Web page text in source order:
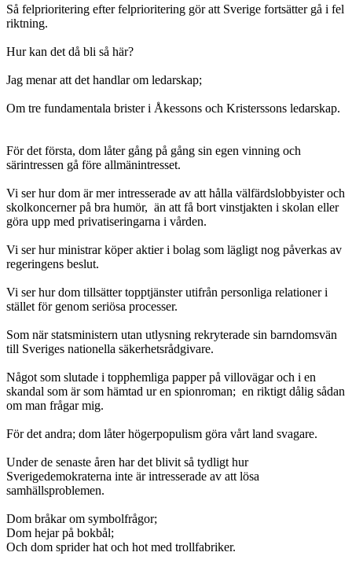
Så felprioritering efter felprioritering gör att Sverige fortsätter gå i fel
riktning.
Hur kan det då bli så här?
Jag menar att det handlar om ledarskap;
Om tre fundamentala brister i Åkessons och Kristerssons ledarskap.
För det första, dom låter gång på gång sin egen vinning och
särintressen gå före allmänintresset.
Vi ser hur dom är mer intresserade av att hålla välfärdslobbyister och
skolkoncerner på bra humör, än att få bort vinstjakten i skolan eller
göra upp med privatiseringarna i vården.
Vi ser hur ministrar köper aktier i bolag som lägligt nog påverkas av
regeringens beslut.
Vi ser hur dom tillsätter topptjänster utifrån personliga relationer i
stället för genom seriösa processer.
Som när statsministern utan utlysning rekryterade sin barndomsvän
till Sveriges nationella säkerhetsrådgivare.
Något som slutade i topphemliga papper på villovägar och i en
skandal som är som hämtad ur en spionroman; en riktigt dålig sådan
om man frågar mig.
För det andra; dom låter högerpopulism göra vårt land svagare.
Under de senaste åren har det blivit så tydligt hur
Sverigedemokraterna inte är intresserade av att lösa
samhällsproblemen.
Dom bråkar om symbolfrågor;
Dom hejar på bokbål;
Och dom sprider hat och hot med trollfabriker.